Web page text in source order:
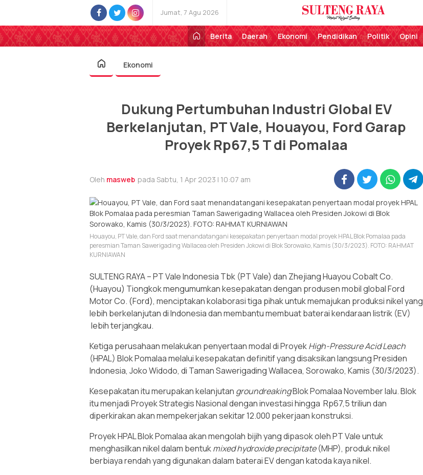
Jumat, 7 Agu 2026
Sulteng Raya
Perekat Rakyat Sulteng
Berita
Daerah Ekonomi Pendidikan Politik Opini
Ekonomi
Dukung Pertumbuhan Industri Global EV
Berkelanjutan, PT Vale, Houayou, Ford Garap
Proyek Rp67,5 T di Pomalaa
Oleh masweb pada Sabtu, 1 Apr 2023 | 10:07 am
Houayou, PT Vale, dan Ford saat menandatangani kesepakatan penyertaan modal proyek HPAL Blok Pomalaa pada
peresmian Taman Sawerigading Wallacea oleh Presiden Jokowi di Blok Sorowako, Kamis (30/3/2023). FOTO: RAHMAT
KURNIAWAN
SULTENG RAYA – PT Vale Indonesia Tbk (PT Vale) dan Zhejiang Huayou Cobalt Co.
(Huayou) Tiongkok mengumumkan kesepakatan dengan produsen mobil global Ford
Motor Co. (Ford), menciptakan kolaborasi tiga pihak untuk memajukan produksi nikel yang
lebih berkelanjutan di Indonesia dan membantu membuat baterai kendaraan listrik (EV)
lebih terjangkau.
Ketiga perusahaan melakukan penyertaan modal di ProyekHigh-Pressure Acid Leach
(HPAL) Blok Pomalaa melalui kesepakatan definitif yang disaksikan langsung Presiden
Indonesia, Joko Widodo, di Taman Sawerigading Wallacea, Sorowako, Kamis (30/3/2023).
Kesepakatan itu merupakan kelanjutan groundreakingBlok Pomalaa November lalu. Blok
itu menjadi Proyek Strategis Nasional dengan investasi hingga Rp67,5 triliun dan
diperkirakan akan mempekerjakan sekitar 12.000 pekerjaan konstruksi.
Proyek HPAL Blok Pomalaa akan mengolah bijih yang dipasok oleh PT Vale untuk
menghasilkan nikel dalam bentukmixed hydroxide precipitate(MHP), produk nikel
berbiaya rendah yang digunakan dalam baterai EV dengan katoda kaya nikel.